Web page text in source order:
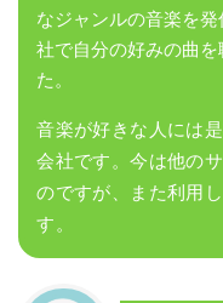
なジャンルの音楽を
社で自分の好みの曲
た。
音楽が好きな人には
会社です。今は他の
のですが、また利用
す。